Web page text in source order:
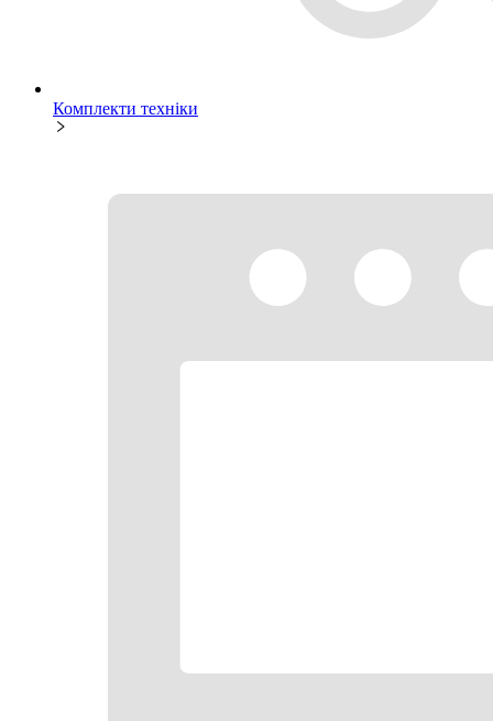
Комплекти техніки